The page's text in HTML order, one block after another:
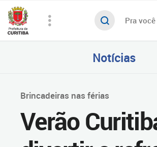
Pra você
Notícias
Brincadeiras nas férias
Verão